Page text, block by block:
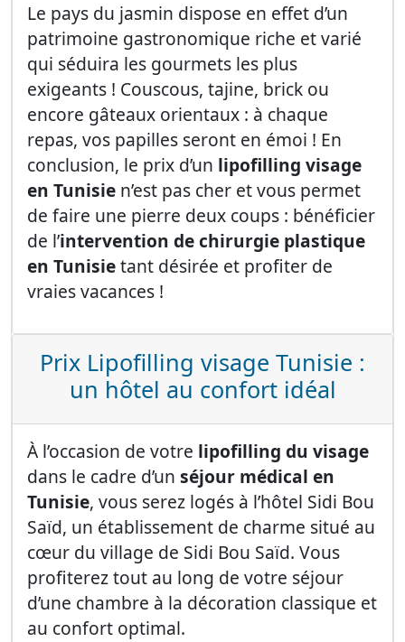
Le pays du jasmin dispose en effet d’un
patrimoine gastronomique riche et varié
qui séduira les gourmets les plus
exigeants ! Couscous, tajine, brick ou
encore gâteaux orientaux : à chaque
repas, vos papilles seront en émoi ! En
conclusion, le prix d’un lipofilling visage
en Tunisie n’est pas cher et vous permet
de faire une pierre deux coups : bénéficier
de l’intervention de chirurgie plastique
en Tunisietant désirée et profiter de
vraies vacances !
Prix Lipofilling visage Tunisie :
un hôtel au confort idéal
À l’occasion de votre lipofilling du visage
dans le cadre d’un séjour médical en
Tunisie, vous serez logés à l’hôtel Sidi Bou
Saïd, un établissement de charme situé au
cœur du village de Sidi Bou Saïd. Vous
profiterez tout au long de votre séjour
d’une chambre à la décoration classique et
au confort optimal.